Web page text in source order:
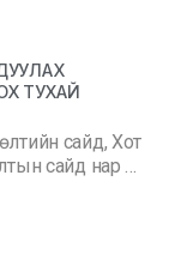
ТУХАЙ
сайд, Хот
сайд нар …